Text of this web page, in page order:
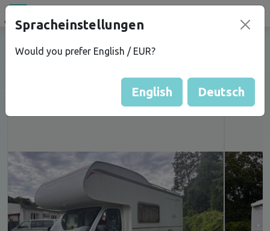
campu .eu
OBYTNÉ AUTO DETHLEFFS -
Spracheinstellungen
Would you prefer English / EUR?
English Deutsch